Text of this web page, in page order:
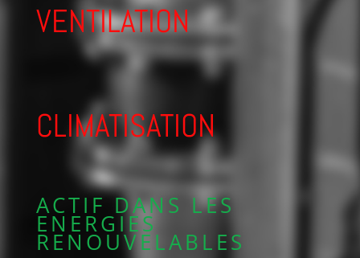
VENTILATION
CLIMATISATION
ACTIF DANS LES
ENERGIES
RENOUVELABLES